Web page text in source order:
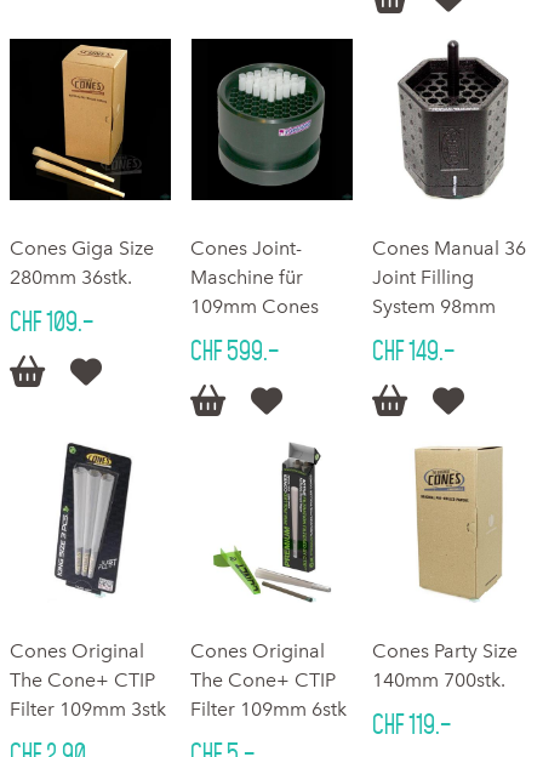
Cones Giga Size
280mm 36stk.
CHF 109.–
 
Cones Joint-
Maschine für
109mm Cones
CHF 599.–
 
Cones Manual 36
Joint Filling
System 98mm
CHF 149.–
 
Cones Original
The Cone+ CTIP
Filter 109mm 3stk
Cones Original
The Cone+ CTIP
Filter 109mm 6stk
Cones Party Size
140mm 700stk.
CHF 119.–